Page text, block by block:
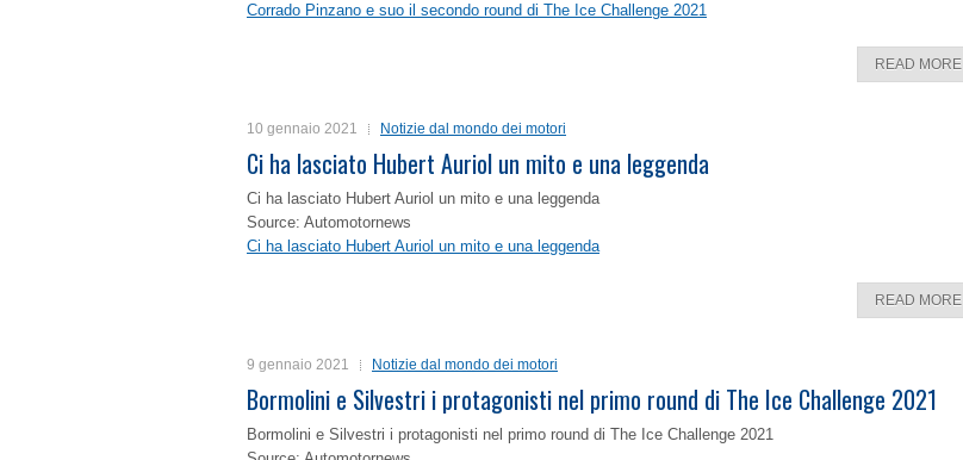
Corrado Pinzano e suo il secondo round di The Ice Challenge 2021
READ MORE
10 gennaio 2021 Notizie dal mondo dei motori
Ci ha lasciato Hubert Auriol un mito e una leggenda
Ci ha lasciato Hubert Auriol un mito e una leggenda
Source: Automotornews
Ci ha lasciato Hubert Auriol un mito e una leggenda
READ MORE
9 gennaio 2021 Notizie dal mondo dei motori
Bormolini e Silvestri i protagonisti nel primo round di The Ice Challenge 2021
Bormolini e Silvestri i protagonisti nel primo round di The Ice Challenge 2021